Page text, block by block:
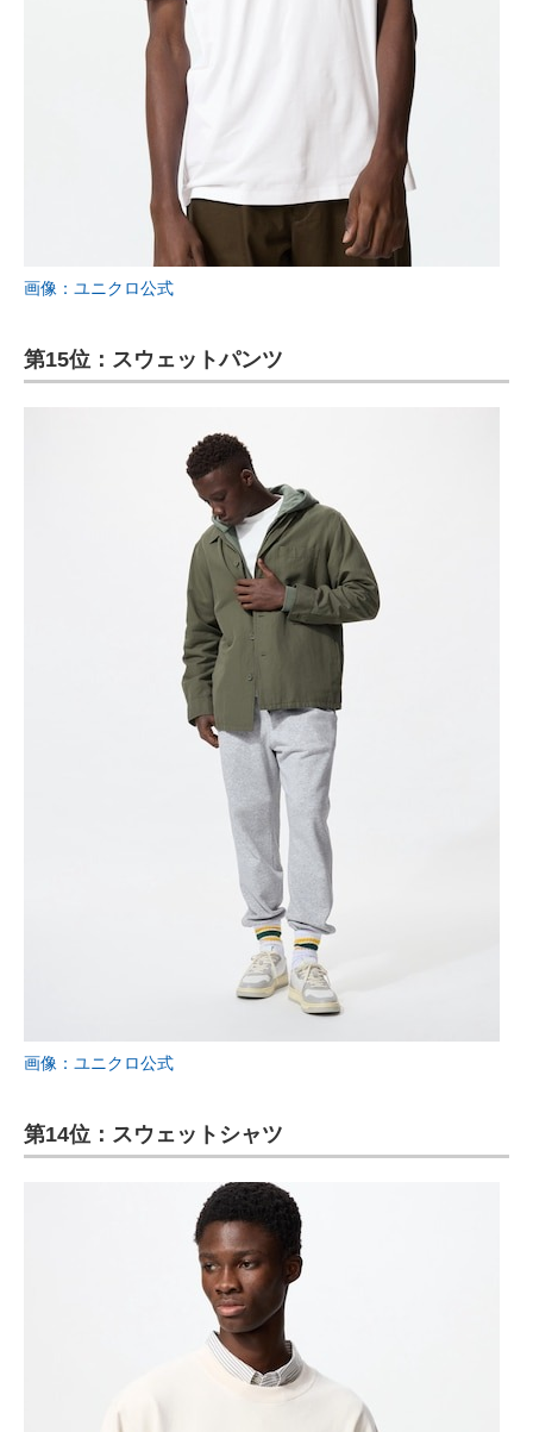
画像：ユニクロ公式
第15位：スウェットパンツ
画像：ユニクロ公式
第14位：スウェットシャツ